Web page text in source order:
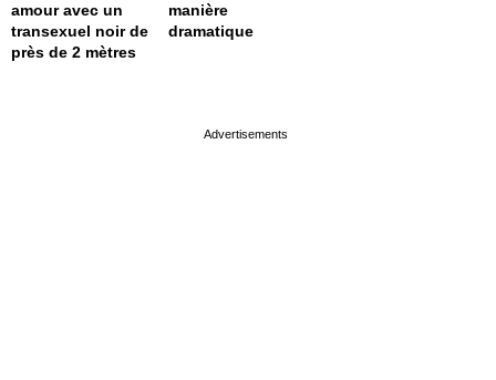
amour avec un
transexuel noir de
près de 2 mètres
manière
dramatique